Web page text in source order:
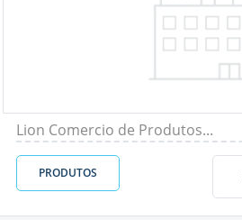
Lion Comercio de Produtos...
PRODUTOS